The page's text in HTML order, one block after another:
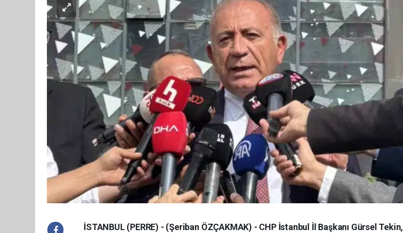
İSTANBUL (PERRE) - (Şeriban ÖZÇAKMAK) - CHP İstanbul İl Başkanı Gürsel Tekin,